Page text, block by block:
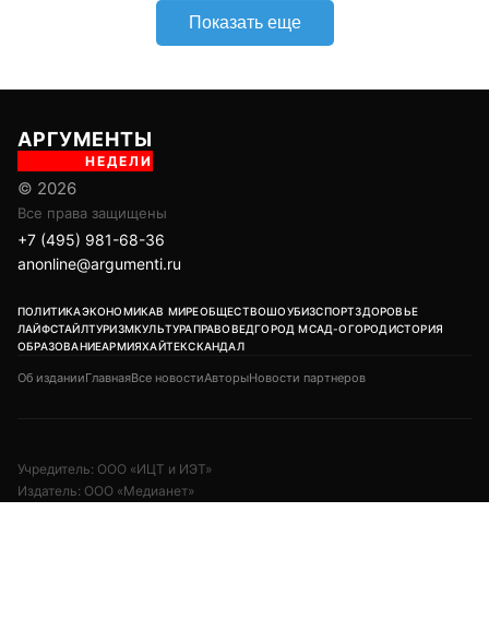
В МИРЕОБЩЕСТВО ШОУБИЗ
ГОРОД М
Учредитель: ООО «ИЦТ и ИЭТ»
Издатель: ООО «Медианет»
Главный редактор печатной версии: Угланов Андрей Иванович
Главный редактор сетевого издания (сайта): Вавилов Андрей
Александрович
комн. 2
Возрастная категория сайта: 18+
Свободное использование текстов, фото и видеоматериалов допускается